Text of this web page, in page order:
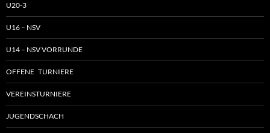
U20-3
U16 – NSV
U14 – NSV VORRUNDE
OFFENE TURNIERE
VEREINSTURNIERE
JUGENDSCHACH